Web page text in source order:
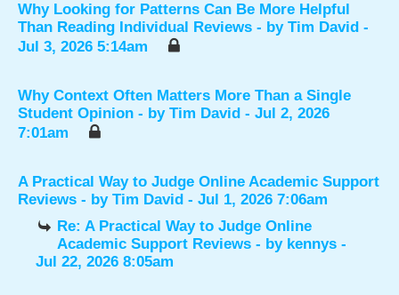
Why Looking for Patterns Can Be More Helpful
Than Reading Individual Reviews - by Tim David -
Jul 3, 2026 5:14am
Why Context Often Matters More Than a Single
Student Opinion - by Tim David - Jul 2, 2026
7:01am
A Practical Way to Judge Online Academic Support
Reviews - by Tim David - Jul 1, 2026 7:06am
Re: A Practical Way to Judge Online
Academic Support Reviews - by kennys -
Jul 22, 2026 8:05am